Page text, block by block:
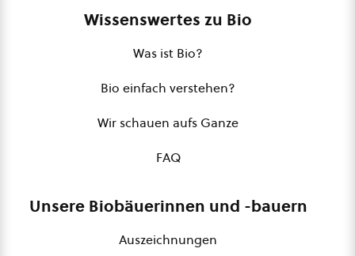
Wissenswertes zu Bio
Was ist Bio?
Bio einfach verstehen?
Wir schauen aufs Ganze
FAQ
Unsere Biobäuerinnen und -bauern
Auszeichnungen